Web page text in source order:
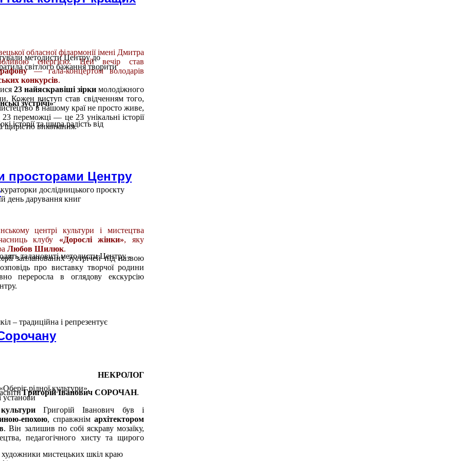
методисти Центру до
світлого бажання творити
зустрічі»
історії та щира радість від
дослідницького проєкту
день дарування книг
талановиті методисти Центру -
– традиційна і репрезентує
рідної культури».
установи
мистецьких шкіл краю
обласної філармонії імені Дмитра
енергією. Цей вечір став
— гала-концертом володарів
конкурсів.
23 найяскравіші зіркимолодіжного
Кожен виступ став свідченням того,
в нашому краї не просто живе,
переможці — це 23 унікальні історії
щирістю виконання.
просторами Центру
центрі культури і мистецтва
клубу «Дорослі жінки», яку
Любов Шилюк.
запланованих зустрічей під назвою
про виставку творчої родини
переросла в оглядову екскурсію
НЕКРОЛОГ
Григорій Іванович СОРОЧАН.
Григорій Іванович був і
епохою, справжнім архітектором
. Він залишив по собі яскраву мозаїку,
педагогічного хисту та щирого